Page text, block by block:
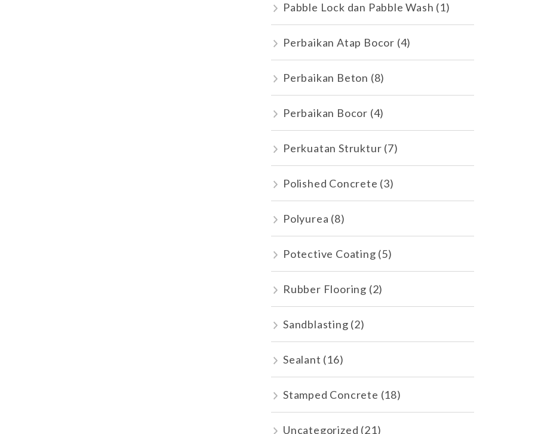
Pabble Lock dan Pabble Wash (1)
Perbaikan Atap Bocor (4)
Perbaikan Beton (8)
Perbaikan Bocor (4)
Perkuatan Struktur (7)
Polished Concrete (3)
Polyurea (8)
Potective Coating (5)
Rubber Flooring (2)
Sandblasting (2)
Sealant (16)
Stamped Concrete (18)
Uncategorized (21)